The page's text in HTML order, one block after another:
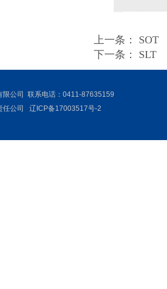
上一条： SOT
下一条： SLT
限公司 联系电话：0411-87635159
任公司 辽ICP备17003517号-2